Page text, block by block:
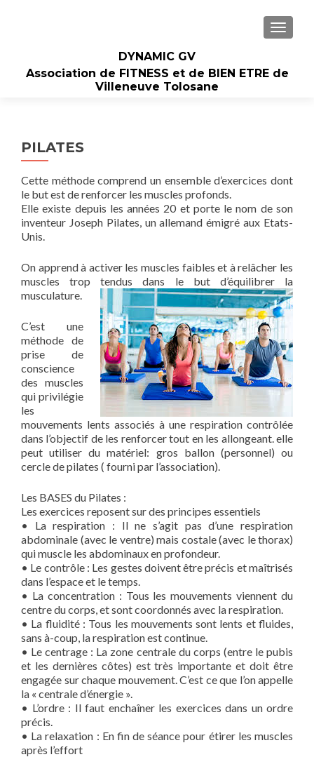
DYNAMIC GV
Association de FITNESS et de BIEN ETRE de
Villeneuve Tolosane
PILATES
Cette méthode comprend un ensemble d’exercices dont
le but est de renforcer les muscles profonds.
Elle existe depuis les années 20 et porte le nom de son
inventeur Joseph Pilates, un allemand émigré aux Etats-
Unis.
On apprend à activer les muscles faibles et à relâcher les
muscles trop tendus dans le but d’équilibrer la
musculature.
C’est une
méthode de
prise de
conscience
des muscles
qui privilégie
les
mouvements lents associés à une respiration contrôlée
dans l’objectif de les renforcer tout en les allongeant. elle
peut utiliser du matériel: gros ballon (personnel) ou
cercle de pilates ( fourni par l’association).
Les BASES du Pilates :
Les exercices reposent sur des principes essentiels
• La respiration : Il ne s’agit pas d’une respiration
abdominale (avec le ventre) mais costale (avec le thorax)
qui muscle les abdominaux en profondeur.
• Le contrôle : Les gestes doivent être précis et maîtrisés
dans l’espace et le temps.
• La concentration : Tous les mouvements viennent du
centre du corps, et sont coordonnés avec la respiration.
• La fluidité : Tous les mouvements sont lents et fluides,
sans à-coup, la respiration est continue.
• Le centrage : La zone centrale du corps (entre le pubis
et les dernières côtes) est très importante et doit être
engagée sur chaque mouvement. C’est ce que l’on appelle
la « centrale d’énergie ».
• L’ordre : Il faut enchaîner les exercices dans un ordre
précis.
• La relaxation : En fin de séance pour étirer les muscles
après l’effort